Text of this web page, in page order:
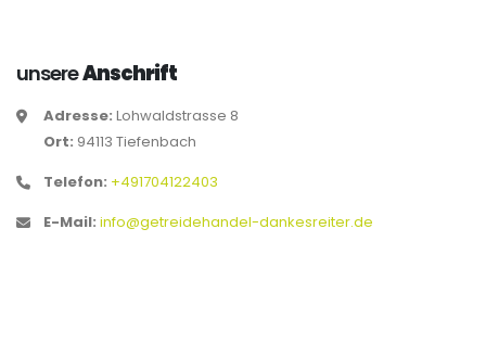
unsereAnschrift
Adresse: Lohwaldstrasse 8
Ort: 94113 Tiefenbach
Telefon: +491704122403
E-Mail: info@getreidehandel-dankesreiter.de